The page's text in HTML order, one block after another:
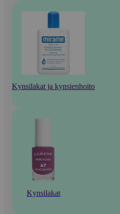
Kynsilakat ja kynsienhoito
Kynsilakat